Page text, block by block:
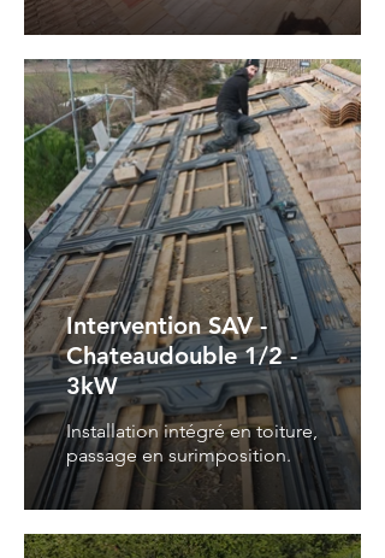
Intervention SAV -
Chateaudouble 1/2 -
3kW
Installation intégré en toiture,
passage en surimposition.